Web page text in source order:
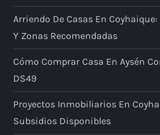
Arriendo De Casas En
Y Zonas Recomendadas
Cómo Comprar Casa En Aysén
DS49
Proyectos Inmobiliarios En
Subsidios Disponibles